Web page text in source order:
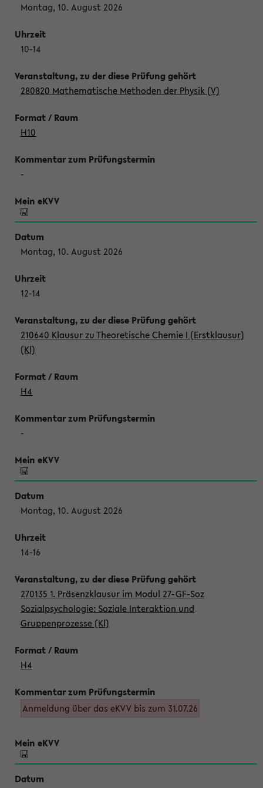
Montag, 10. August 2026
10-14
280820 Mathematische Methoden der Physik (V)
H10
-
Montag, 10. August 2026
12-14
210640 Klausur zu Theoretische Chemie I (Erstklausur)
(Kl)
H4
-
Montag, 10. August 2026
14-16
270135 1. Präsenzklausur im Modul 27-GF-Soz
Sozialpsychologie: Soziale Interaktion und
Gruppenprozesse (Kl)
H4
Anmeldung über das eKVV bis zum 31.07.26